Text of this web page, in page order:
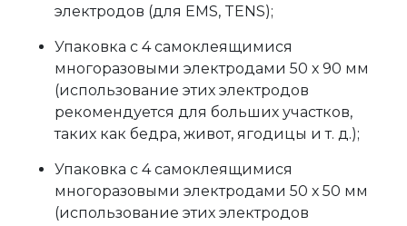
электродов (для EMS, TENS);
Упаковка с 4 самоклеящимися
многоразовыми электродами 50 х 90 мм
(использование этих электродов
рекомендуется для больших участков,
таких как бедра, живот, ягодицы и т. д.);
Упаковка с 4 самоклеящимися
многоразовыми электродами 50 х 50 мм
(использование этих электродов